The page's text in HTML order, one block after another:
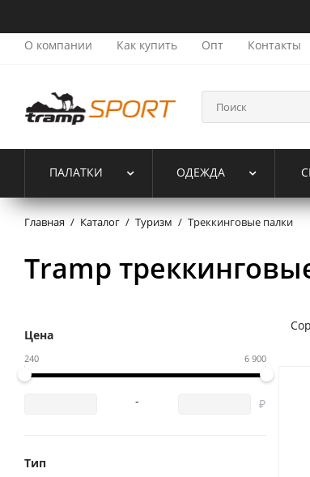
О компании
Как купить Опт Контакты
ПАЛАТКИ ОДЕЖДА
Главная / Каталог / Туризм / Треккинговые палки
Tramp
Цена
240 6 900
-
Тип